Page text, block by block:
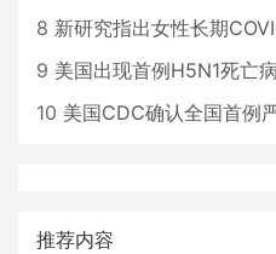
8 新研究指出女性长期COVID
9 美国出现首例H5N1死亡
10 美国CDC确认全国首例严重
推荐内容